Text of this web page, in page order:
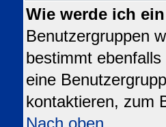
Wie werde ich
Benutzergruppen
bestimmt
eine
kontaktieren, zum